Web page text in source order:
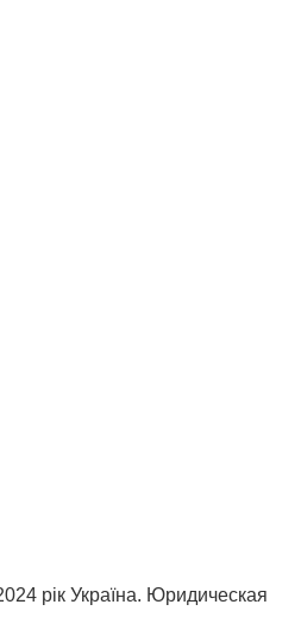
рік Україна. Юридическая